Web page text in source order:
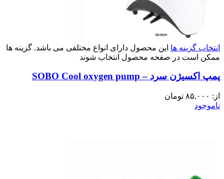
انتخاب گزینه ها این محصول دارای انواع مختلفی می باشد. گزینه ها
ممکن است در صفحه محصول انتخاب شوند
پمپ اکسیژن سرد – SOBO Cool oxygen pump
از: ۸۵,۰۰۰ تومان
ناموجود